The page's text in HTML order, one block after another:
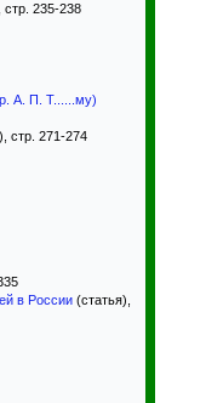
стр. 235-238
А. П. Т......му)
стр. 271-274
в России (статья),